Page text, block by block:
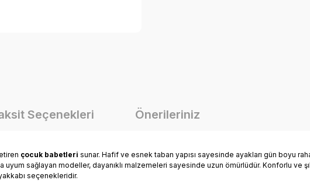
Seçenekleri Önerileriniz
çocuk babetleri sunar. Hafif ve esnek taban yapısı sayesinde ayakları gün boyu
sağlayan modeller, dayanıklı malzemeleri sayesinde uzun ömürlüdür. Konforlu ve
seçenekleridir.